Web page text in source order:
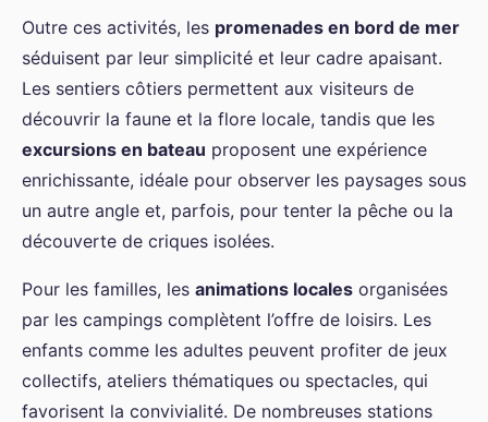
Outre ces activités, les promenades en bord de mer
séduisent par leur simplicité et leur cadre apaisant.
Les sentiers côtiers permettent aux visiteurs de
découvrir la faune et la flore locale, tandis que les
excursions en bateau proposent une expérience
enrichissante, idéale pour observer les paysages sous
un autre angle et, parfois, pour tenter la pêche ou la
découverte de criques isolées.
Pour les familles, les animations locales organisées
par les campings complètent l’offre de loisirs. Les
enfants comme les adultes peuvent profiter de jeux
collectifs, ateliers thématiques ou spectacles, qui
favorisent la convivialité. De nombreuses stations